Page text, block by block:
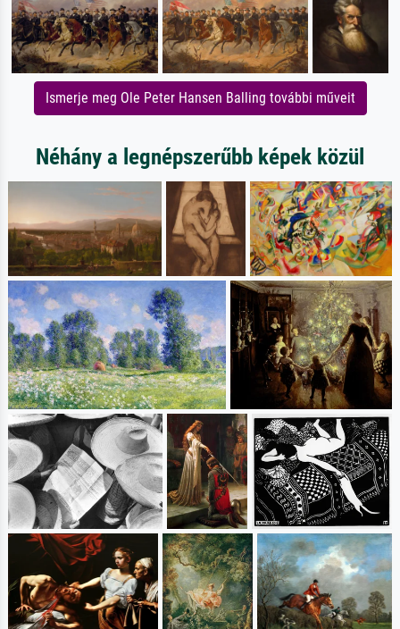
Ismerje meg Ole Peter Hansen Balling további műveit
Néhány a legnépszerűbb képek közül